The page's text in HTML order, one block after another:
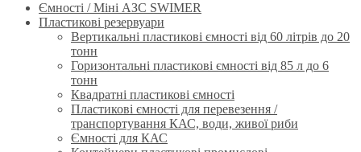
Ємності / Міні АЗС SWIMER
Пластикові резервуари
Вертикальні пластикові ємності від 60 літрів до 20
тонн
Горизонтальні пластикові ємності від 85 л до 6
тонн
Квадратні пластикові ємності
Пластикові ємності для перевезення /
транспортування КАС, води, живої риби
Ємності для КАС